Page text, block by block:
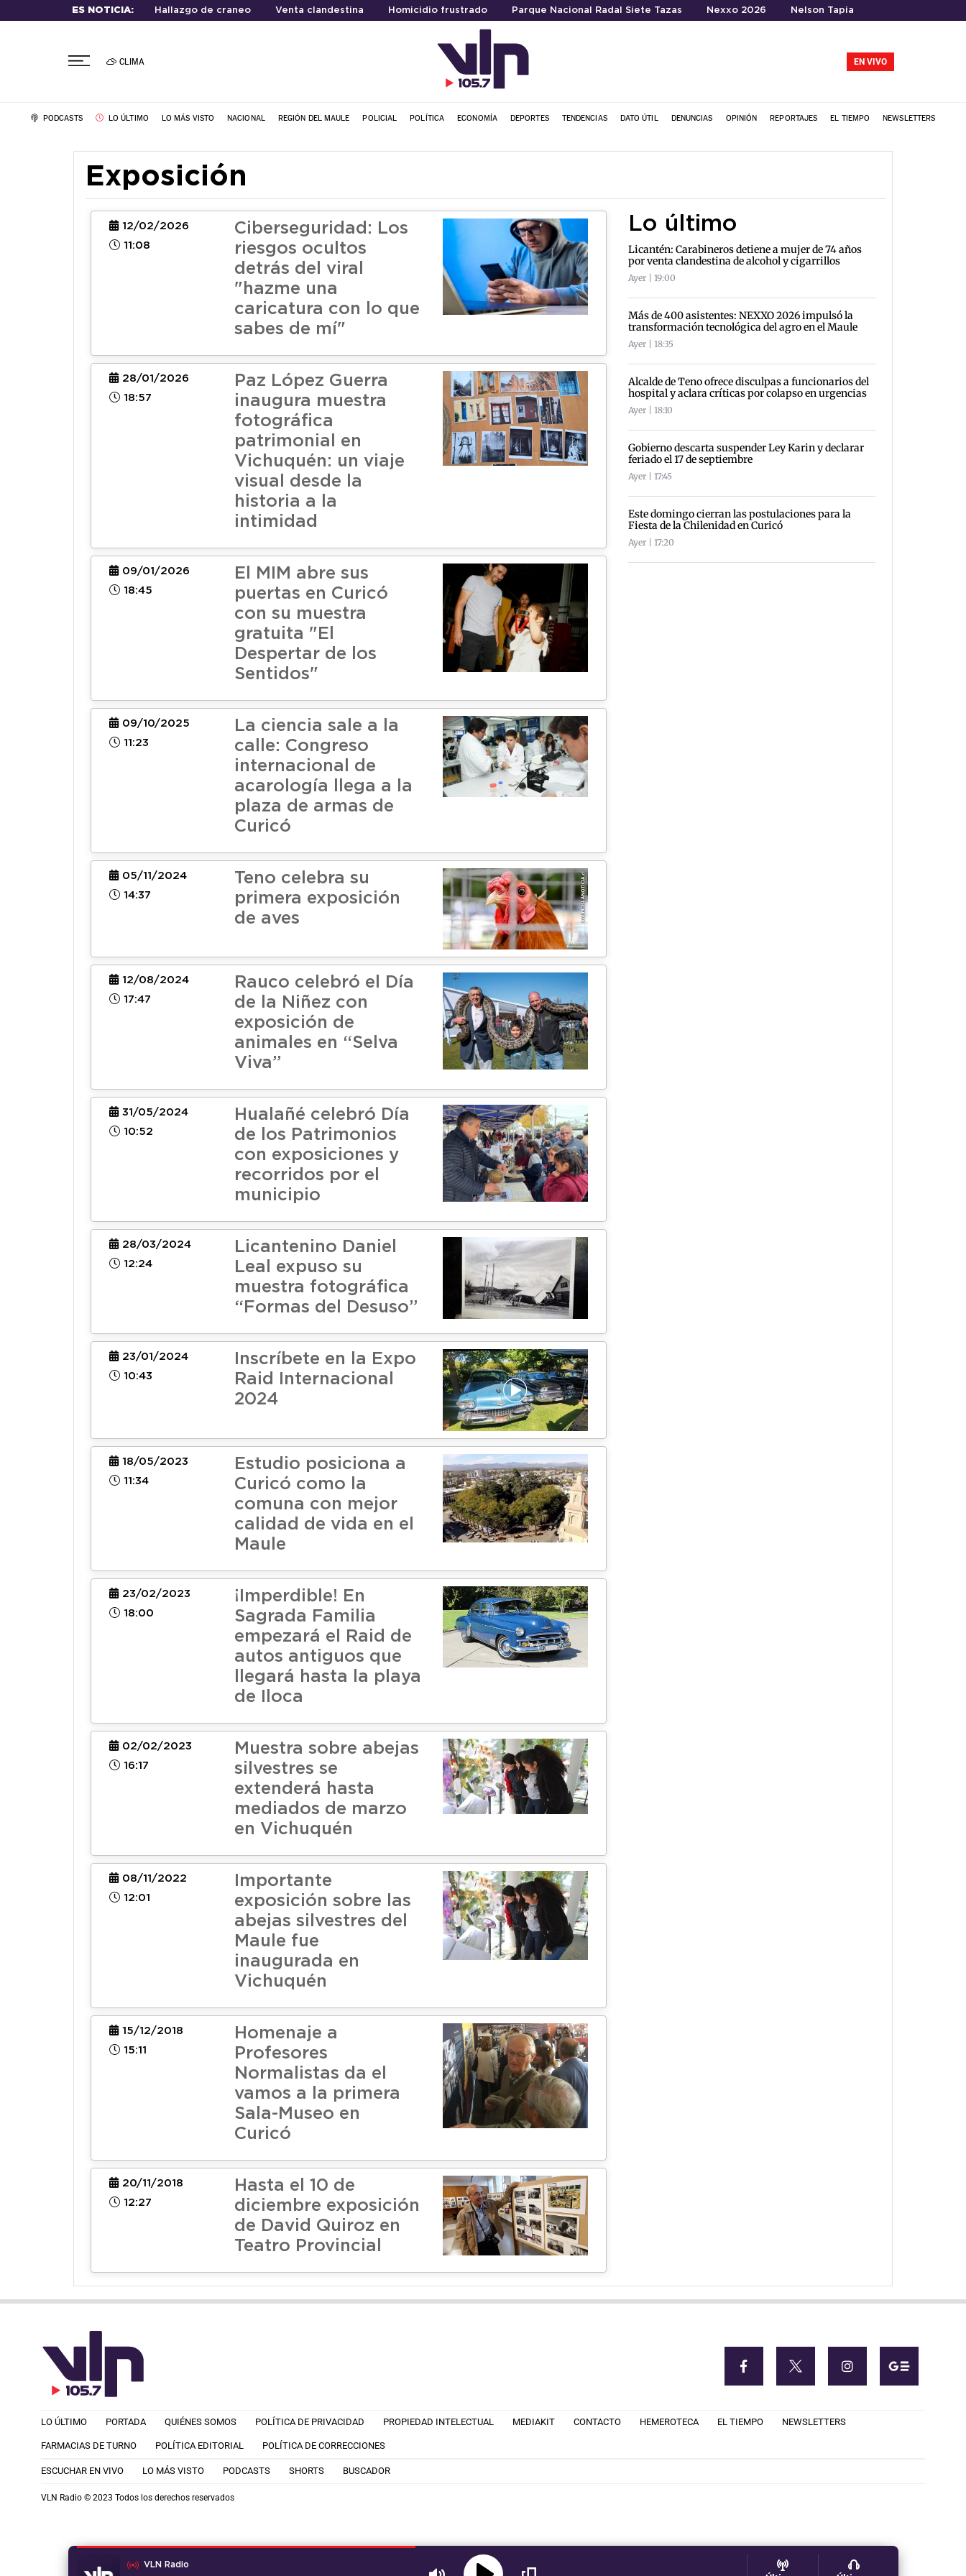
ES NOTICIA: Hallazgo de craneo Venta clandestina Homicidio frustrado Parque Nacional Radal Siete Tazas Nexxo 2026 Nelson Tapia
CLIMA EN VIVO
PODCASTS LO ÚLTIMO LO MÁS VISTO NACIONAL REGIÓN DEL MAULE POLICIAL POLÍTICA ECONOMÍA DEPORTES TENDENCIAS DATO ÚTIL DENUNCIAS OPINIÓN REPORTAJES EL TIEMPO NEWSLETTERS
Exposición
12/02/2026
11:08
Ciberseguridad: Los
riesgos ocultos
detrás del viral
"hazme una
caricatura con lo que
sabes de mí"
28/01/2026
18:57
Paz López Guerra
inaugura muestra
fotográfica
patrimonial en
Vichuquén: un viaje
visual desde la
historia a la
intimidad
09/01/2026
18:45
El MIM abre sus
puertas en Curicó
con su muestra
gratuita "El
Despertar de los
Sentidos"
09/10/2025
11:23
La ciencia sale a la
calle: Congreso
internacional de
acarología llega a la
plaza de armas de
Curicó
05/11/2024
14:37
Teno celebra su
primera exposición
de aves
12/08/2024
17:47
Rauco celebró el Día
de la Niñez con
exposición de
animales en “Selva
Viva”
31/05/2024
10:52
Hualañé celebró Día
de los Patrimonios
con exposiciones y
recorridos por el
municipio
28/03/2024
12:24
Licantenino Daniel
Leal expuso su
muestra fotográfica
“Formas del Desuso”
23/01/2024
10:43
Inscríbete en la Expo
Raid Internacional
2024
18/05/2023
11:34
Estudio posiciona a
Curicó como la
comuna con mejor
calidad de vida en el
Maule
23/02/2023
18:00
¡Imperdible! En
Sagrada Familia
empezará el Raid de
autos antiguos que
llegará hasta la playa
de Iloca
02/02/2023
16:17
Muestra sobre abejas
silvestres se
extenderá hasta
mediados de marzo
en Vichuquén
08/11/2022
12:01
Importante
exposición sobre las
abejas silvestres del
Maule fue
inaugurada en
Vichuquén
15/12/2018
15:11
Homenaje a
Profesores
Normalistas da el
vamos a la primera
Sala-Museo en
Curicó
20/11/2018
12:27
Hasta el 10 de
diciembre exposición
de David Quiroz en
Teatro Provincial
Lo último
Licantén: Carabineros detiene a mujer de 74 años
por venta clandestina de alcohol y cigarrillos
Ayer | 19:00
Más de 400 asistentes: NEXXO 2026 impulsó la
transformación tecnológica del agro en el Maule
Ayer | 18:35
Alcalde de Teno ofrece disculpas a funcionarios del
hospital y aclara críticas por colapso en urgencias
Ayer | 18:10
Gobierno descarta suspender Ley Karin y declarar
feriado el 17 de septiembre
Ayer | 17:45
Este domingo cierran las postulaciones para la
Fiesta de la Chilenidad en Curicó
Ayer | 17:20
VLN Radio
LO ÚLTIMO PORTADA QUIÉNES SOMOS POLÍTICA DE PRIVACIDAD PROPIEDAD INTELECTUAL MEDIAKIT CONTACTO HEMEROTECA EL TIEMPO NEWSLETTERS
FARMACIAS DE TURNO POLÍTICA EDITORIAL POLÍTICA DE CORRECCIONES
ESCUCHAR EN VIVO LO MÁS VISTO PODCASTS SHORTS BUSCADOR
VLN Radio © 2023 Todos los derechos reservados